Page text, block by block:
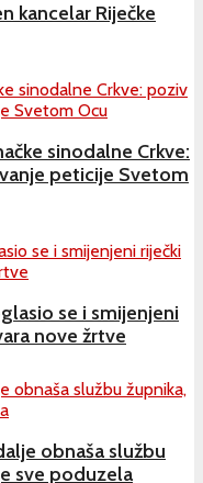
kancelar Riječke
sinodalne Crkve:
peticije Svetom
se i smijenjeni
nove žrtve
obnaša službu
sve poduzela